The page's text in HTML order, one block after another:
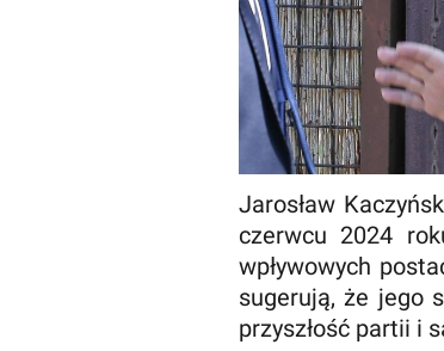
Jarosław
czerwcu 2024
wpływowych
sugerują, że jego
przyszłość partii i